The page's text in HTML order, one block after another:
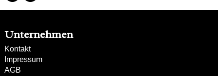
Logoapplikation
Rückseite verstärkt
Unternehmen
Kontakt
Impressum
AGB